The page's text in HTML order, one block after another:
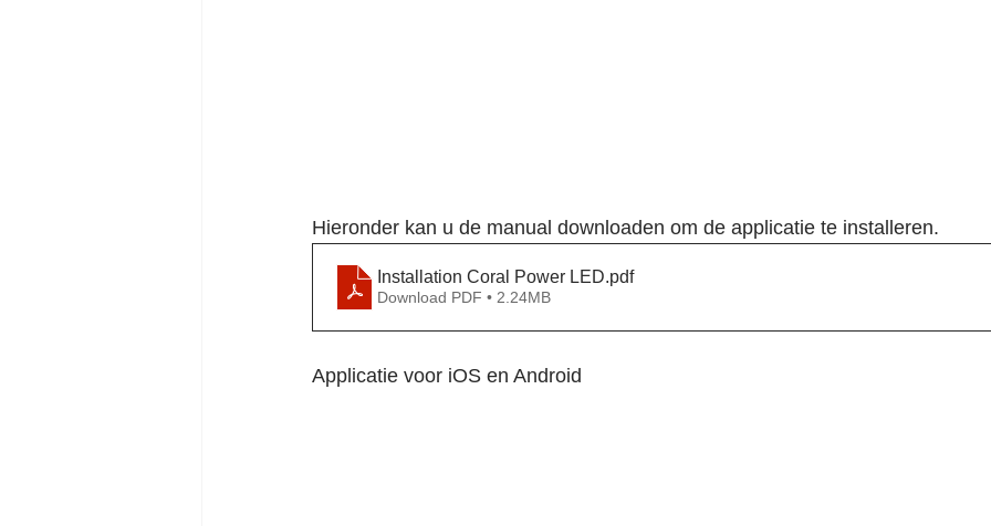
Hieronder kan u de manual downloaden om de applicatie te installeren.
Installation Coral Power LED.pdf
Download PDF • 2.24MB
Applicatie voor iOS en Android